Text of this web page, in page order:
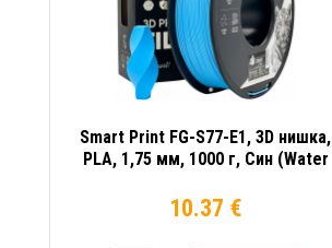
Smart Print FG-S77-E1, 3D нишка,
PLA, 1,75 мм, 1000 г, Син (Water
10.37 €